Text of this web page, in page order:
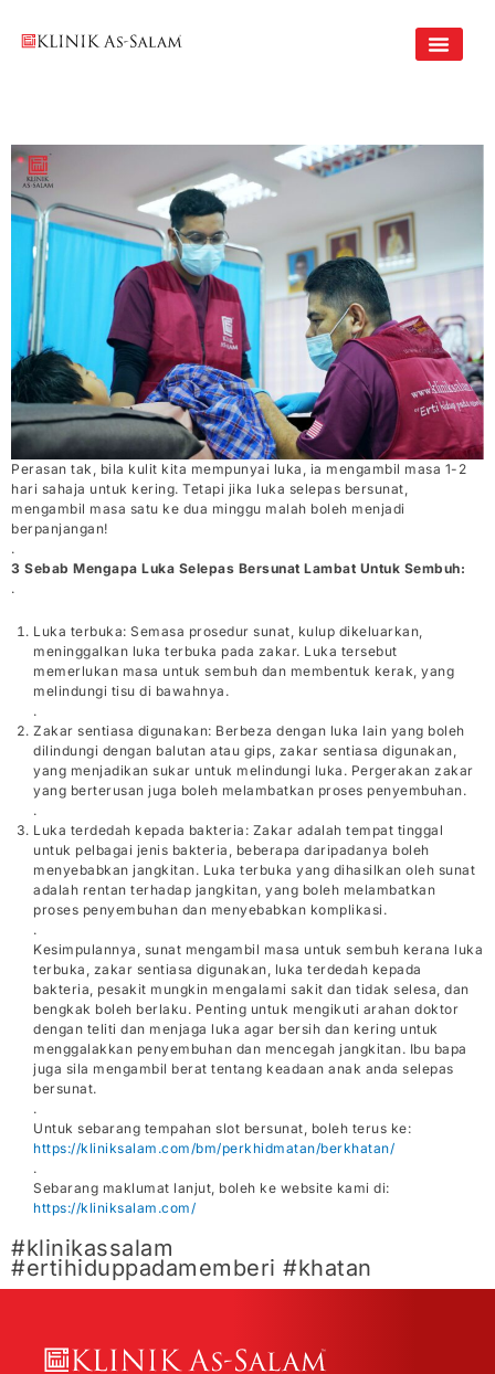
Perasan tak, bila kulit kita mempunyai luka, ia mengambil masa 1-2
hari sahaja untuk kering. Tetapi jika luka selepas bersunat,
mengambil masa satu ke dua minggu malah boleh menjadi
berpanjangan!
.
3 Sebab Mengapa Luka Selepas Bersunat Lambat Untuk Sembuh:
.
Luka terbuka: Semasa prosedur sunat, kulup dikeluarkan,
meninggalkan luka terbuka pada zakar. Luka tersebut
memerlukan masa untuk sembuh dan membentuk kerak, yang
melindungi tisu di bawahnya.
.
Zakar sentiasa digunakan: Berbeza dengan luka lain yang boleh
dilindungi dengan balutan atau gips, zakar sentiasa digunakan,
yang menjadikan sukar untuk melindungi luka. Pergerakan zakar
yang berterusan juga boleh melambatkan proses penyembuhan.
.
Luka terdedah kepada bakteria: Zakar adalah tempat tinggal
untuk pelbagai jenis bakteria, beberapa daripadanya boleh
menyebabkan jangkitan. Luka terbuka yang dihasilkan oleh sunat
adalah rentan terhadap jangkitan, yang boleh melambatkan
proses penyembuhan dan menyebabkan komplikasi.
.
Kesimpulannya, sunat mengambil masa untuk sembuh kerana luka
terbuka, zakar sentiasa digunakan, luka terdedah kepada
bakteria, pesakit mungkin mengalami sakit dan tidak selesa, dan
bengkak boleh berlaku. Penting untuk mengikuti arahan doktor
dengan teliti dan menjaga luka agar bersih dan kering untuk
menggalakkan penyembuhan dan mencegah jangkitan. Ibu bapa
juga sila mengambil berat tentang keadaan anak anda selepas
bersunat.
.
Untuk sebarang tempahan slot bersunat, boleh terus ke:
https://kliniksalam.com/bm/perkhidmatan/berkhatan/
.
Sebarang maklumat lanjut, boleh ke website kami di:
https://kliniksalam.com/
#klinikassalam
#ertihiduppadamemberi #khatan